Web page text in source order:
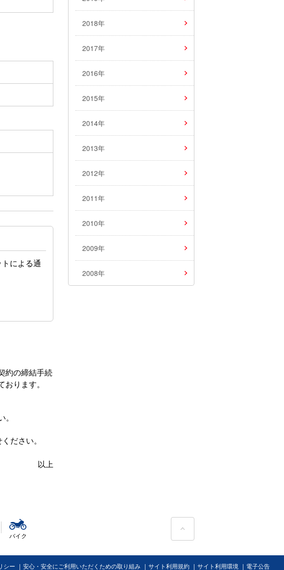
による通
約の締結手続
ります。
ださい。
以上
2018年
2017年
2016年
2015年
2014年
2013年
2012年
2011年
2010年
2009年
2008年
バイク
ページトップへ
シー 安心・安全にご利用いただくための取り組み サイト利用規約 サイト利用環境 電子公告